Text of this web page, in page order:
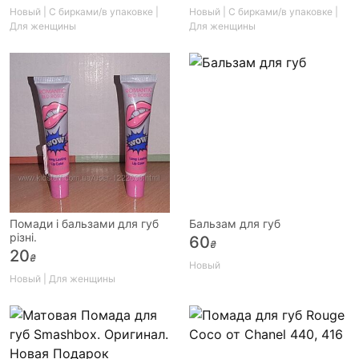
Новый | С бирками/в упаковке |
Для женщины
Новый | С бирками/в упаковке |
Для женщины
Помади і бальзами для губ
різні.
20₴
Новый | Для женщины
Бальзам для губ
60₴
Новый